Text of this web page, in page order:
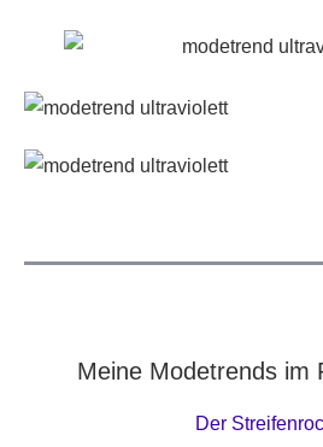
Meine Modetrends im
Der